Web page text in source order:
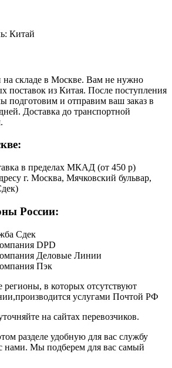
Китай
на складе в Москве. Вам не нужно
поставок из Китая. После поступления
подготовим и отправим ваш заказ в
Доставка до транспортной
в пределах МКАД (от 450 р)
г. Москва, Мячковский бульвар,
России:
Сдек
DPD
Деловые Линии
Пэк
регионы, в которых отсутствуют
услугами Почтой РФ
на сайтах перевозчиков.
разделе удобную для вас службу
нами. Мы подберем для вас самый